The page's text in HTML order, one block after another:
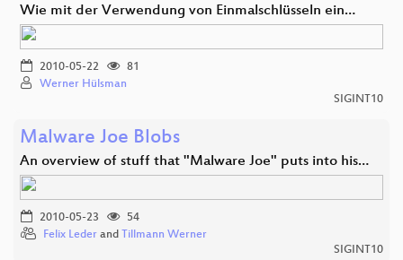
Wie mit der Verwendung von Einmalschlüsseln ein…
2010-05-22
81
Werner Hülsman
SIGINT10
Malware Joe Blobs
An overview of stuff that "Malware Joe" puts into his…
2010-05-23
54
Felix Leder and Tillmann Werner
SIGINT10